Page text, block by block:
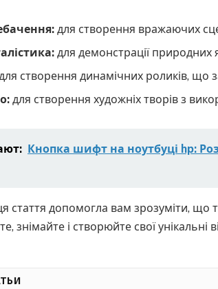
для створення вражаючих
для демонстрації природних
створення динамічних роликів, що
для створення художніх творів з
Кнопка шифт на ноутбуці hp:
стаття допомогла вам зрозуміти, що
знімайте і створюйте свої унікальні